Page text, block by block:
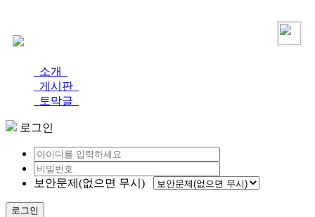
소개
게시판
토막글
로그인
보안문제(없으면 무시)
로그인